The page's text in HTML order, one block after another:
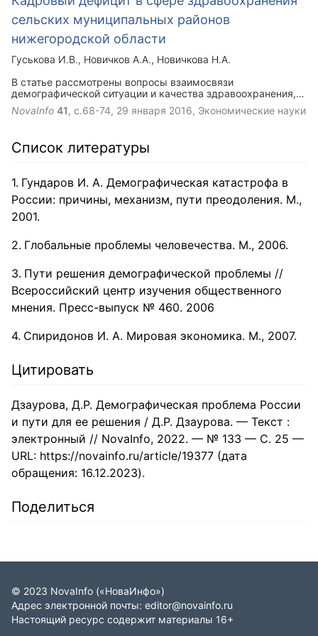
сельских муниципальных районов
нижегородской области
Гуськова И.В. Новичков А.А.
Новичкова Н.А.
В статье рассмотрены вопросы взаимосвязи
демографической ситуации и качества здравоохранения,
особенно в муниципальных и городских образованиях.
Авторами были изучены проблемы нехватки и низкого
и младшего медицинского персонала. Авторами выявлена
правительства Нижегородской области по устранению
дефицита врачей в сфере здравоохранения в сельских
районах.
NovaInfo 41 , с.68-74, 29 января 2016, Экономические науки
Список литературы
Гундаров И. А. Демографическая катастрофа в
России: причины, механизм, пути преодоления. М.,
2001.
Глобальные проблемы человечества. М., 2006.
Пути решения демографической проблемы //
Всероссийский центр изучения общественного
мнения. Пресс-выпуск № 460. 2006
Спиридонов И. А. Мировая экономика. М., 2007.
Цитировать
Дзаурова, Д.Р. Демографическая проблема России
и пути для ее решения / Д.Р. Дзаурова. — Текст :
электронный // NovaInfo, 2022. — № 133 — С. 25 —
URL: https://novainfo.ru/article/19377 (дата
обращения: 16.12.2023).
Поделиться
© 2023 NovaInfo («НоваИнфо»)
Адрес электронной почты: editor@novainfo.ru
Настоящий ресурс содержит материалы 16+